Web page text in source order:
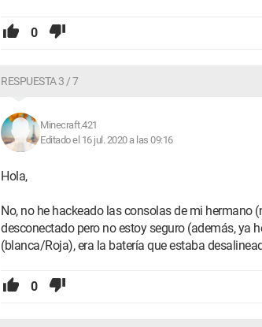
0
RESPUESTA 3 / 7
Minecraft.421
Editado el 16 jul. 2020 a las 09:16
Hola,
No, no he hackeado las consolas de mi hermano
desconectado pero no estoy seguro (además, ya
(blanca/Roja), era la batería que estaba
0